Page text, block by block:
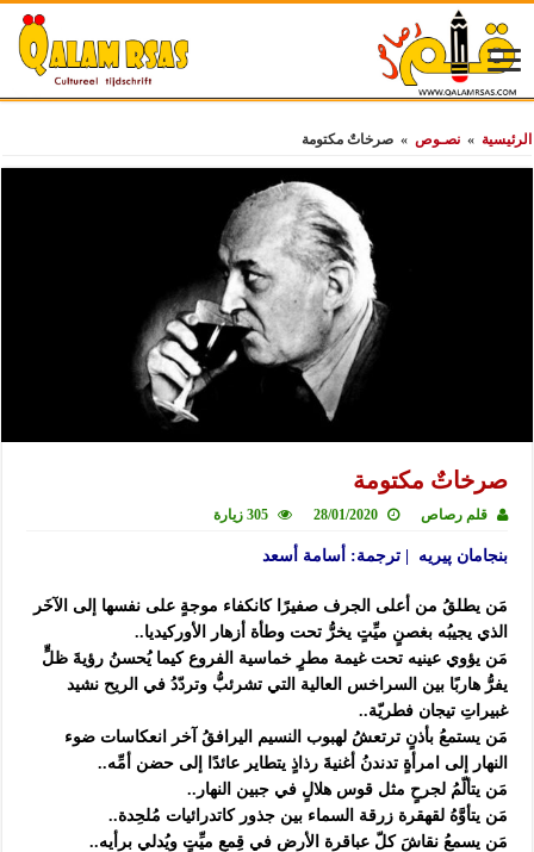
الرئيسية » نصـوص » صرخاتٌ مكتومة
صرخاتٌ مكتومة
قلم رصاص 28/01/2020 305 زيارة
بنجامان پيريه | ترجمة: أسامة أسعد
مَن يطلقُ من أعلى الجرف صفيرًا كانكفاء موجةٍ على نفسها إلى الآخَر
الذي يجيبُه بغصنٍ ميِّتٍ يخرُّ تحت وطأة أزهار الأوركيديا..
مَن يؤوي عينيه تحت غيمة مطرٍ خماسية الفروع كيما يُحسنُ رؤيةَ ظلٍّ
يفرُّ هاربًا بين السراخس العالية التي تشرئبُّ وتردّدُ في الريح نشيد
غبيراتِ تيجان فطريّة..
مَن يستمعُ بأذنٍ ترتعشُ لهبوب النسيم اليرافقُ آخر انعكاسات ضوء
النهار إلى امرأةٍ تدندنُ أغنيةَ رذاذٍ يتطاير عائدًا إلى حضن أمِّه..
مَن يتألّمُ لجرحٍ مثل قوس هلالٍ في جبين النهار..
مَن يتأوَّهُ لقهقرة زرقة السماء بين جذور كاتدرائيات مُلحِدة..
مَن يسمعُ نقاشَ كلّ عباقرة الأرض في قِمعٍ ميِّتٍ ويُدلي برأيه..